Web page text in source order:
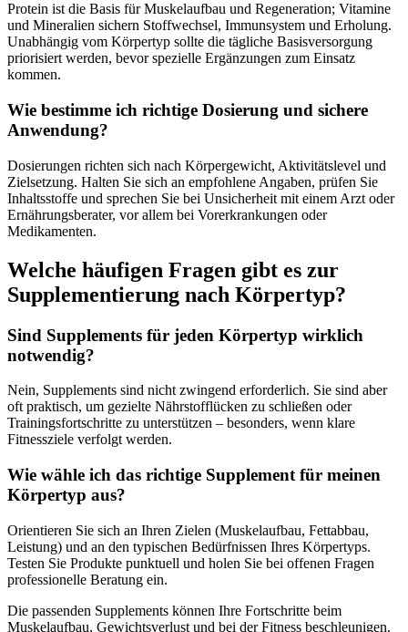
Protein ist die Basis für Muskelaufbau und Regeneration; Vitamine
und Mineralien sichern Stoffwechsel, Immunsystem und Erholung.
Unabhängig vom Körpertyp sollte die tägliche Basisversorgung
priorisiert werden, bevor spezielle Ergänzungen zum Einsatz
kommen.
Wie bestimme ich richtige Dosierung und sichere
Anwendung?
Dosierungen richten sich nach Körpergewicht, Aktivitätslevel und
Zielsetzung. Halten Sie sich an empfohlene Angaben, prüfen Sie
Inhaltsstoffe und sprechen Sie bei Unsicherheit mit einem Arzt oder
Ernährungsberater, vor allem bei Vorerkrankungen oder
Medikamenten.
Welche häufigen Fragen gibt es zur
Supplementierung nach Körpertyp?
Sind Supplements für jeden Körpertyp wirklich
notwendig?
Nein, Supplements sind nicht zwingend erforderlich. Sie sind aber
oft praktisch, um gezielte Nährstofflücken zu schließen oder
Trainingsfortschritte zu unterstützen – besonders, wenn klare
Fitnessziele verfolgt werden.
Wie wähle ich das richtige Supplement für meinen
Körpertyp aus?
Orientieren Sie sich an Ihren Zielen (Muskelaufbau, Fettabbau,
Leistung) und an den typischen Bedürfnissen Ihres Körpertyps.
Testen Sie Produkte punktuell und holen Sie bei offenen Fragen
professionelle Beratung ein.
Die passenden Supplements können Ihre Fortschritte beim
Muskelaufbau, Gewichtsverlust und bei der Fitness beschleunigen.